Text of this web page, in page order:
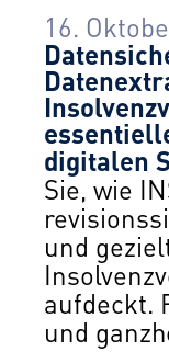
16.
digitalen
Sie, wie
und
aufdeckt.
und